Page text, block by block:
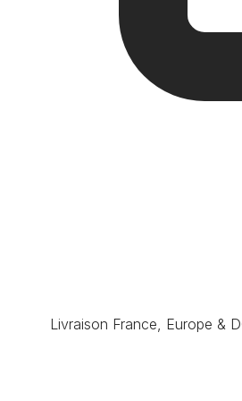
Livraison France, Europe &